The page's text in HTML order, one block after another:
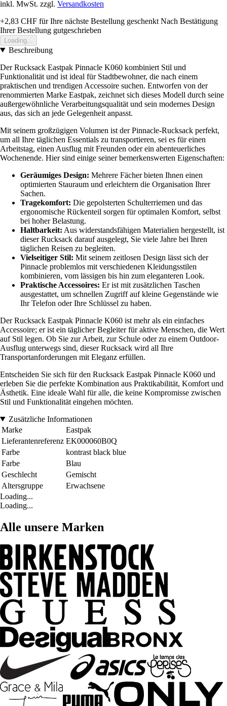
inkl. MwSt. zzgl. Versandkosten
+2,83 CHF für Ihre nächste Bestellung geschenkt Nach Bestätigung
Ihrer Bestellung gutgeschrieben
Loading...
Beschreibung
Der Rucksack Eastpak Pinnacle K060 kombiniert Stil und
Funktionalität und ist ideal für Stadtbewohner, die nach einem
praktischen und trendigen Accessoire suchen. Entworfen von der
renommierten Marke Eastpak, zeichnet sich dieses Modell durch seine
außergewöhnliche Verarbeitungsqualität und sein modernes Design
aus, das sich an jede Gelegenheit anpasst.
Mit seinem großzügigen Volumen ist der Pinnacle-Rucksack perfekt,
um all Ihre täglichen Essentials zu transportieren, sei es für einen
Arbeitstag, einen Ausflug mit Freunden oder ein abenteuerliches
Wochenende. Hier sind einige seiner bemerkenswerten Eigenschaften:
Geräumiges Design: Mehrere Fächer bieten Ihnen einen
optimierten Stauraum und erleichtern die Organisation Ihrer
Sachen.
Tragekomfort: Die gepolsterten Schulterriemen und das
ergonomische Rückenteil sorgen für optimalen Komfort, selbst
bei hoher Belastung.
Haltbarkeit: Aus widerstandsfähigen Materialien hergestellt, ist
dieser Rucksack darauf ausgelegt, Sie viele Jahre bei Ihren
täglichen Reisen zu begleiten.
Vielseitiger Stil: Mit seinem zeitlosen Design lässt sich der
Pinnacle problemlos mit verschiedenen Kleidungsstilen
kombinieren, vom lässigen bis hin zum eleganteren Look.
Praktische Accessoires: Er ist mit zusätzlichen Taschen
ausgestattet, um schnellen Zugriff auf kleine Gegenstände wie
Ihr Telefon oder Ihre Schlüssel zu haben.
Der Rucksack Eastpak Pinnacle K060 ist mehr als ein einfaches
Accessoire; er ist ein täglicher Begleiter für aktive Menschen, die Wert
auf Stil legen. Ob Sie zur Arbeit, zur Schule oder zu einem Outdoor-
Ausflug unterwegs sind, dieser Rucksack wird all Ihre
Transportanforderungen mit Eleganz erfüllen.
Entscheiden Sie sich für den Rucksack Eastpak Pinnacle K060 und
erleben Sie die perfekte Kombination aus Praktikabilität, Komfort und
Ästhetik. Eine ideale Wahl für alle, die keine Kompromisse zwischen
Stil und Funktionalität eingehen möchten.
Zusätzliche Informationen
Marke
Eastpak
Lieferantenreferenz EK000060B0Q
Farbe
kontrast black blue
Farbe
Blau
Geschlecht
Gemischt
Altersgruppe
Erwachsene
Loading...
Loading...
Alle unsere Marken